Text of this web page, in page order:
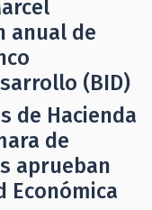
anual de
(BID)
de Hacienda
de
aprueban
Económica